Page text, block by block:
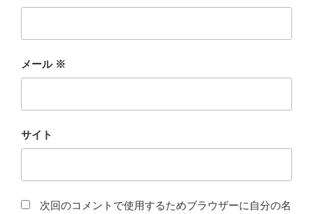
メール ※
サイト
次回のコメントで使用するためブラウザーに自分の名